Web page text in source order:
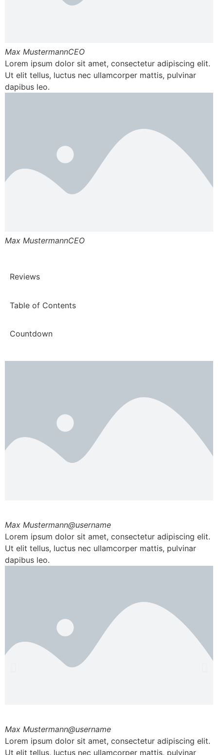
Max MustermannCEO
Lorem ipsum dolor sit amet, consectetur adipiscing elit.
Ut elit tellus, luctus nec ullamcorper mattis, pulvinar
dapibus leo.
Max MustermannCEO
Reviews
Table of Contents
Countdown
Max Mustermann@username
Lorem ipsum dolor sit amet, consectetur adipiscing elit.
Ut elit tellus, luctus nec ullamcorper mattis, pulvinar
dapibus leo.
Max Mustermann@username
Lorem ipsum dolor sit amet, consectetur adipiscing elit.
Ut elit tellus, luctus nec ullamcorper mattis, pulvinar